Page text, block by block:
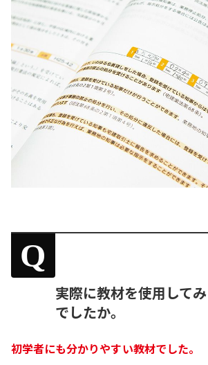
Q
実際に教材を使用して
でしたか。
初学者にも分かりやすい教材でした。